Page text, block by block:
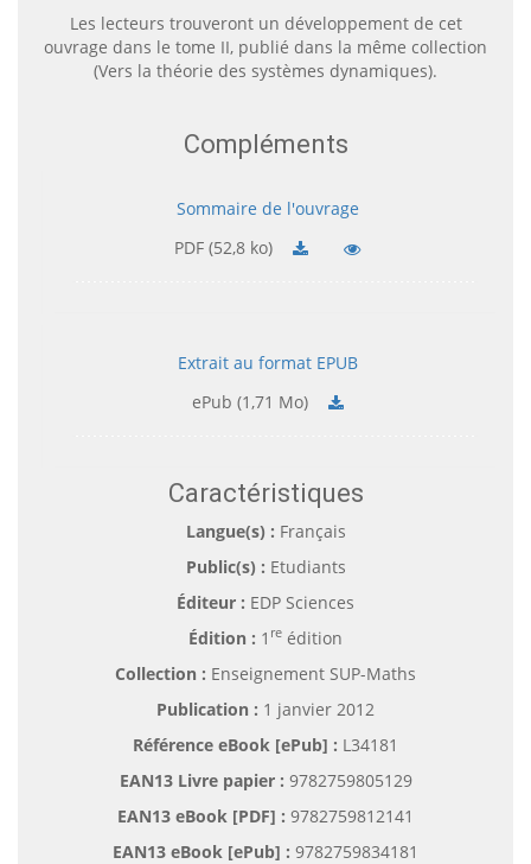
Les lecteurs trouveront un développement de cet
ouvrage dans le tome II, publié dans la même collection
(Vers la théorie des systèmes dynamiques).
Compléments
Sommaire de l'ouvrage
PDF (52,8 ko)
Extrait au format EPUB
ePub (1,71 Mo)
Caractéristiques
Langue(s) : Français
Public(s) : Etudiants
Éditeur : EDP Sciences
Édition : 1 re édition
Collection : Enseignement SUP-Maths
Publication : 1 janvier 2012
Référence eBook [ePub] : L34181
EAN13 Livre papier : 9782759805129
EAN13 eBook [PDF] : 9782759812141
EAN13 eBook [ePub] : 9782759834181